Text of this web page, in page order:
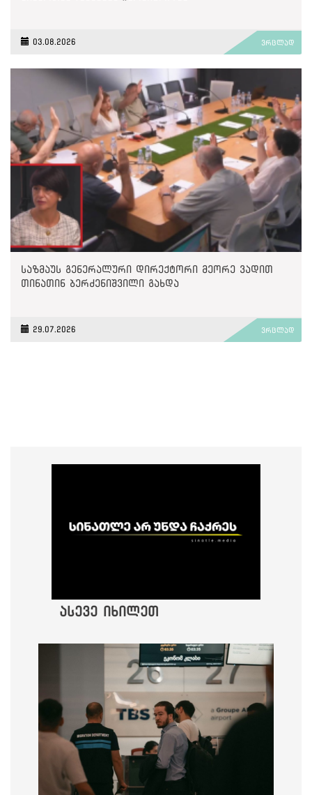
03.08.2026 ვრცლად
საზმაუს გენერალური დირექტორი მეორე ვადით
თინათინ ბერძენიშვილი გახდა
29.07.2026 ვრცლად
ასევე იხილეთ